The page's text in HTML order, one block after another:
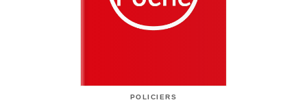
POLICIERS